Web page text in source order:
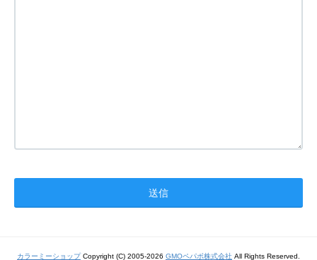
カラーミーショップCopyright (C) 2005-2026 GMOペパボ株式会社 All Rights Reserved.